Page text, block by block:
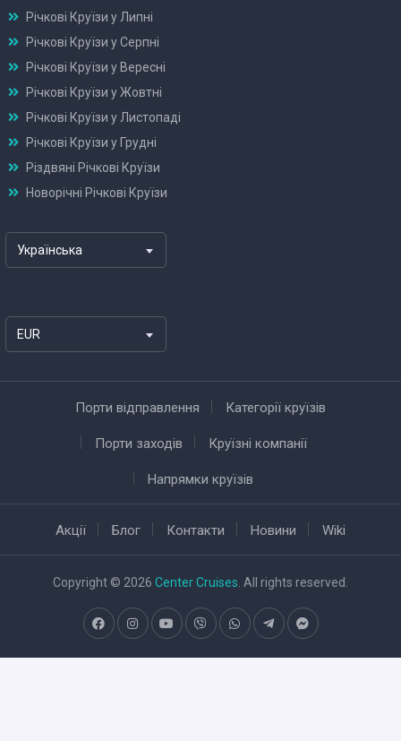
Річкові Круїзи у Липні
Річкові Круїзи у Серпні
Річкові Круїзи у Вересні
Річкові Круїзи у Жовтні
Річкові Круїзи у Листопаді
Річкові Круїзи у Грудні
Різдвяні Річкові Круїзи
Новорічні Річкові Круїзи
Українська
EUR
Порти відправлення Категорії круїзів
Порти заходів Круїзні компанії
Напрямки круїзів
Акції Блог Контакти Новини Wiki
Copyright © 2026 Center Cruises . All rights reserved.